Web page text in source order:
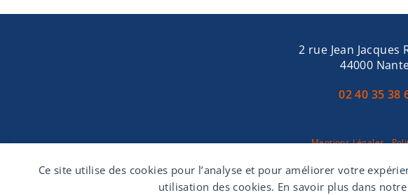
Ce site utilise des cookies pour l’analyse et pour améliorer votre
utilisation des cookies. En savoir plus dans notre
2 rue Jean Jacques
44000
02 40 35 38
Mentions Légales
Site